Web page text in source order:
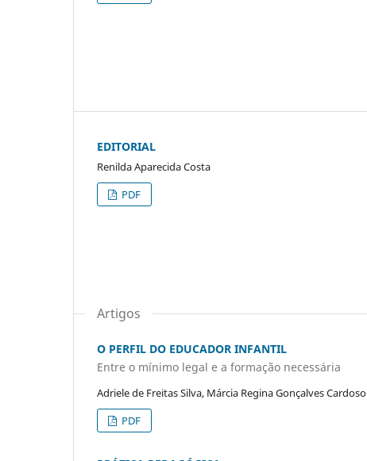
EDITORIAL
Renilda Aparecida Costa
PDF
Artigos
O PERFIL DO EDUCADOR INFANTIL
Entre o mínimo legal e a formação necessária
Adriele de Freitas Silva, Márcia Regina Gonçalves Cardoso
PDF